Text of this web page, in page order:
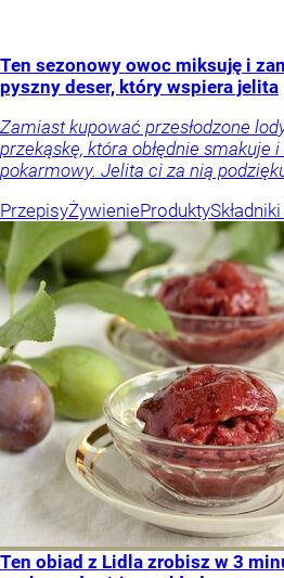
Ten sezonowy owoc miksuję i
pyszny deser, który wspiera jelita
Zamiast kupować przesłodzone
przekąskę, która obłędnie smakuje
pokarmowy. Jelita ci za nią
PrzepisyŻywienieProdukty
Ten obiad z Lidla zrobisz w 3